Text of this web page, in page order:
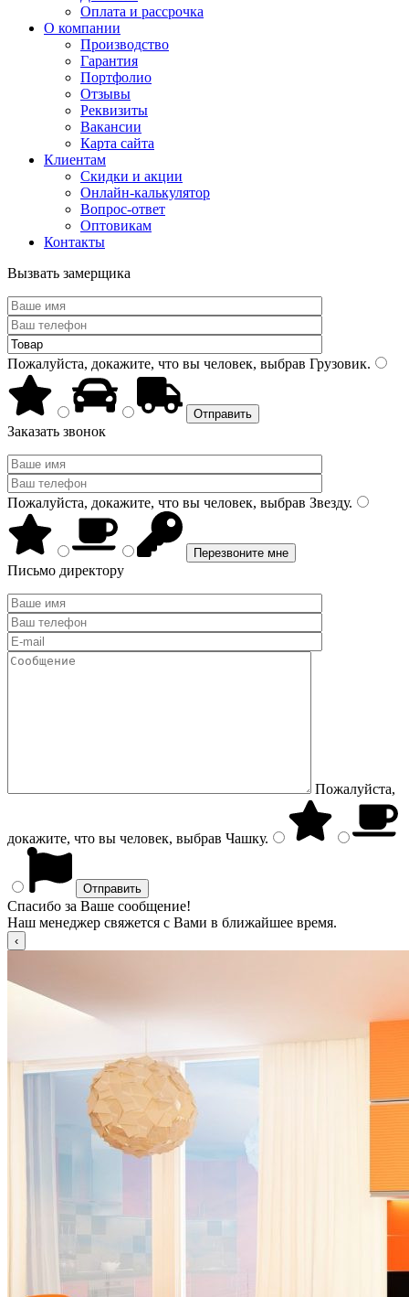
Оплата и рассрочка
О компании
Производство
Гарантия
Портфолио
Отзывы
Реквизиты
Вакансии
Карта сайта
Клиентам
Скидки и акции
Онлайн-калькулятор
Вопрос-ответ
Оптовикам
Контакты
Вызвать замерщика
Пожалуйста, докажите, что вы человек, выбрав Грузовик.
Заказать звонок
Пожалуйста, докажите, что вы человек, выбрав Звезду.
Письмо директору
Пожалуйста,
докажите, что вы человек, выбрав Чашку.
Спасибо за Ваше сообщение!
Наш менеджер свяжется с Вами в ближайшее время.